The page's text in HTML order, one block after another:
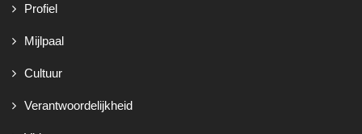
Profiel
Mijlpaal
Cultuur
Verantwoordelijkheid